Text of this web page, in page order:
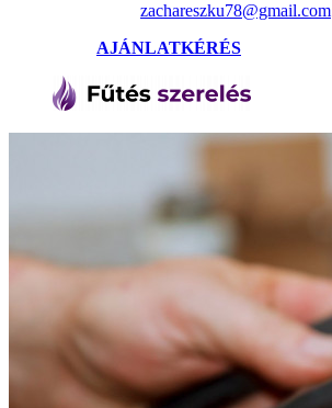
zachareszku78@gmail.com
AJÁNLATKÉRÉS